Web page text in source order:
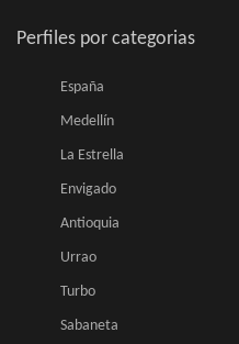
Perfiles por categorias
España
Medellín
La Estrella
Envigado
Antioquia
Urrao
Turbo
Sabaneta